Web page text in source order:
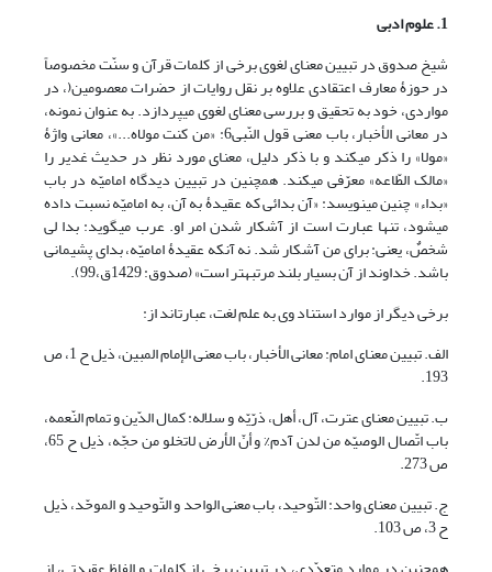
1. علوم ادبی
شیخ صدوق در تبیین معنای لغوی برخی از کلمات قرآن و سنّت مخصوصاً
در حوزۀ معارف اعتقادی علاوه بر نقل روایات از حضرات معصومین(، در
مواردی، خود به تحقیق و بررسی معنای لغوی می‎پردازد. به عنوان نمونه،
در معانی الأخبار، باب معنی قول النّبی6: «من کنت مولاه...»، معانی واژۀ
«مولا» را ذکر می‏کند و با ذکر دلیل، معنای مورد نظر در حدیث غدیر را
«مالک الطّاعه» معرّفی می‏کند. هم‎چنین در تبیین دیدگاه امامیّه در باب
«بداء» چنین می‎نویسد: «آن بدائی که عقیدۀ به آن، به امامیّه نسبت داده
می‏شود، تنها عبارت است از آشکار شدن امر او. عرب می‏گوید: بدا لی
شخصٌ، یعنی: برای من آشکار شد. نه آن‏که عقیدۀ امامیّه، بدای پشیمانی
باشد. خداوند از آن بسیار بلند مرتبه‏تر است» (صدوق: 1429ق،99).
برخی دیگر از موارد استناد وی به علم لغت، عبارت‏اند از:
الف. تبیین معنای امام: معانی الأخبار، باب معنی الإمام المبین، ذیل ح 1، ص
193.
ب. تبیین معنای عترت، آل، أهل، ذرّیّه و سلاله: کمال الدّین و تمام النّعمه،
باب اتّصال الوصیّه من لدن آدم% و أنّ الأرض لاتخلو من حجّه، ذیل ح 65،
ص 273.
ج. تبیین معنای واحد: التّوحید، باب معنی الواحد و التّوحید و الموحّد، ذیل
ح 3، ص 103.